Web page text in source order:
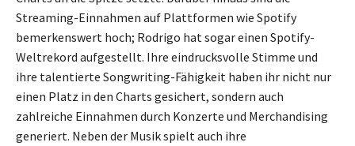
Streaming-Einnahmen auf Plattformen wie Spotify
bemerkenswert hoch; Rodrigo hat sogar einen Spotify-
Weltrekord aufgestellt. Ihre eindrucksvolle Stimme und
ihre talentierte Songwriting-Fähigkeit haben ihr nicht nur
einen Platz in den Charts gesichert, sondern auch
zahlreiche Einnahmen durch Konzerte und Merchandising
generiert. Neben der Musik spielt auch ihre